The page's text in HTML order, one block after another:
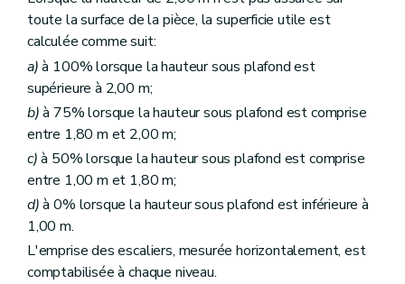
toute la surface de la pièce, la superficie utile est
calculée comme suit:
a)à 100% lorsque la hauteur sous plafond est
supérieure à 2,00 m;
b)à 75% lorsque la hauteur sous plafond est comprise
entre 1,80 m et 2,00 m;
c)à 50% lorsque la hauteur sous plafond est comprise
entre 1,00 m et 1,80 m;
d)à 0% lorsque la hauteur sous plafond est inférieure à
1,00 m.
L'emprise des escaliers, mesurée horizontalement, est
comptabilisée à chaque niveau.